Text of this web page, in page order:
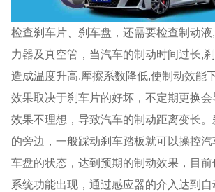
检查刹车片、刹车盘，还需要检查制动
力器及真空管，当汽车的制动时间过长,
造成温度升高,摩擦系数降低,使制动效能
效果取决于刹车片的好坏，不定期更换
效果不理想，导致汽车的制动距离变长
的旁边，一般踩动刹车踏板就可以操控
车盘的状态，达到预期的制动效果，目
系统功能出现，通过感应器的介入达到